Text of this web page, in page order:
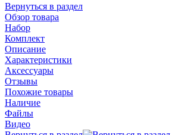
Вернуться в раздел
Обзор товара
Набор
Комплект
Описание
Характеристики
Аксессуары
Отзывы
Похожие товары
Наличие
Файлы
Видео